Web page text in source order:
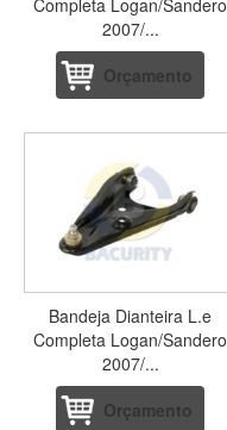
2007/...
Orçamento
Bandeja Dianteira L.e
Completa Logan/Sandero
2007/...
Orçamento